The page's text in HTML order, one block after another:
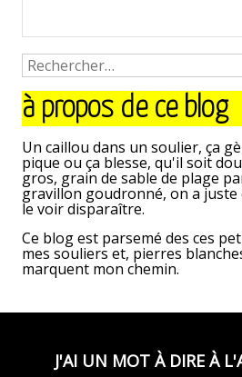
à propos de ce blog
Un caillou dans un soulier, ça
pique ou ça blesse, qu'il soit
gros, grain de sable de plage
gravillon goudronné, on a juste
le voir disparaître.
Ce blog est parsemé des ces
mes souliers et, pierres
marquent mon chemin.
J'AI UN MOT À DIRE À